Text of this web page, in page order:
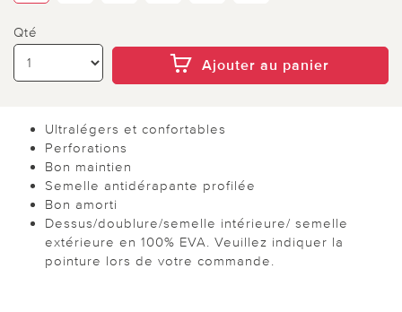
Qté
Ajouter au panier
Ultralégers et confortables
Perforations
Bon maintien
Semelle antidérapante profilée
Bon amorti
Dessus/doublure/semelle intérieure/ semelle
extérieure en 100% EVA. Veuillez indiquer la
pointure lors de votre commande.